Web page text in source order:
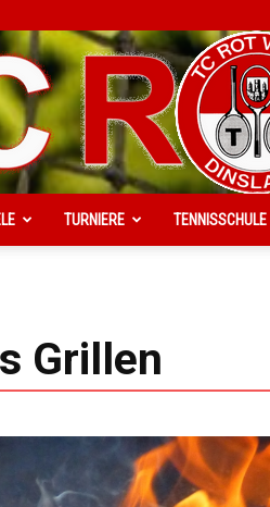
TURNIERE TENNISSCHULE
Grillen